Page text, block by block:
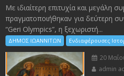
Με ιδιαίτερη επιτυχία και μεγάλη
πραγματοποιήθηκαν για δεύτερη
“Geri Olympics”, η ξεχωριστή...
ΔΗΜΟΣ ΙΩΑΝΝΙΤΩΝ Ενδιαφέρουσες
20
admin